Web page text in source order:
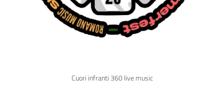
Cuori infranti 360 live music